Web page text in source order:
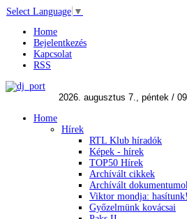
Select Language ▼
Home
Bejelentkezés
Kapcsolat
RSS
Home
Hírek
RTL Klub híradók
Képek - hírek
TOP50 Hírek
Archívált cikkek
Archívált
Viktor mondja: hasítunk!
Győzelmünk kovácsai